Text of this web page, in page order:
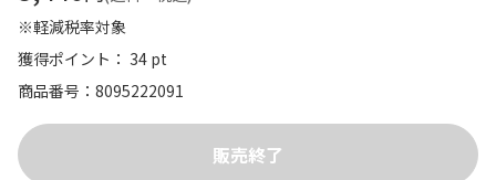
※軽減税率対象
獲得ポイント： 34 pt
商品番号
8095222091